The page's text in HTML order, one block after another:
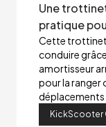
Une
pratique
Cette
conduire
amortisseur
pour la ranger
déplacements
KickScooter